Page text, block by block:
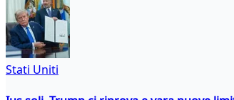
Stati Uniti